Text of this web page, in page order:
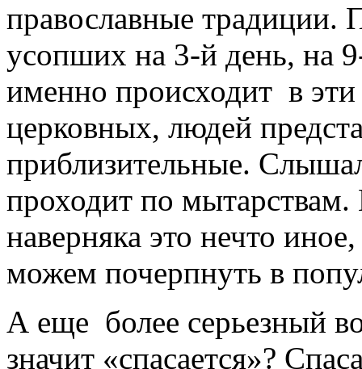
православные традиции.
усопших на 3-й день, на
именно происходит в
церковных, людей
приблизительные.
проходит по мытарствам.
наверняка это нечто
можем почерпнуть в
А еще более серьезный
значит «спасается»?